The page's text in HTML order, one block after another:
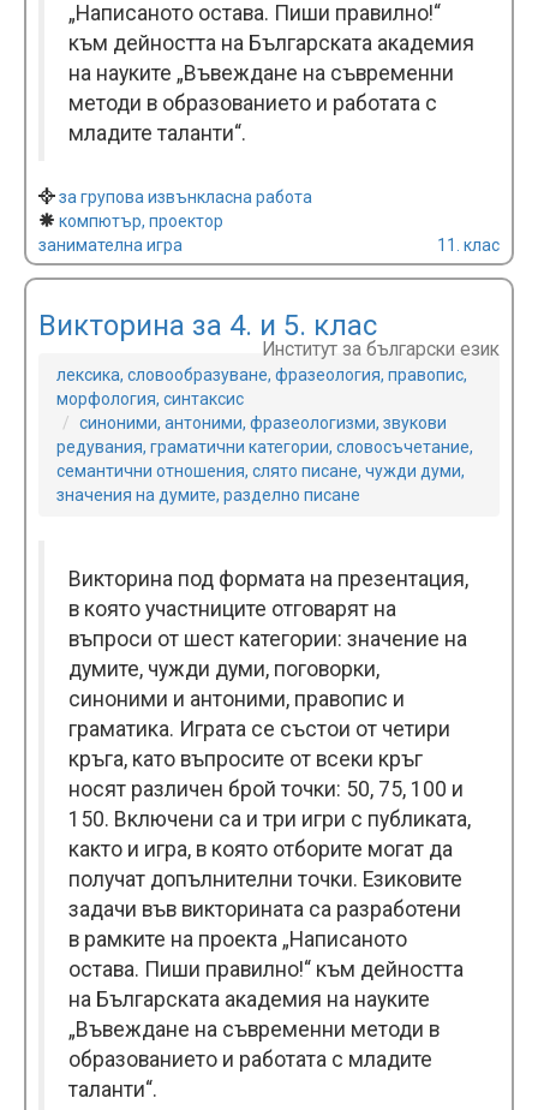
„Написаното остава. Пиши правилно!“
към дейността на Българската академия
на науките „Въвеждане на съвременни
методи в образованието и работата с
младите таланти“.
за групова извънкласна работа
компютър, проектор
занимателна игра
11. клас
Викторина за 4. и 5. клас
Институт за български език
лексика, словообразуване, фразеология, правопис,
морфология, синтаксис
синоними, антоними, фразеологизми, звукови
редувания, граматични категории, словосъчетание,
семантични отношения, слято писане, чужди думи,
значения на думите, разделно писане
Викторина под формата на презентация,
в която участниците отговарят на
въпроси от шест категории: значение на
думите, чужди думи, поговорки,
синоними и антоними, правопис и
граматика. Играта се състои от четири
кръга, като въпросите от всеки кръг
носят различен брой точки: 50, 75, 100 и
150. Включени са и три игри с публиката,
както и игра, в която отборите могат да
получат допълнителни точки. Езиковите
задачи във викторината са разработени
в рамките на проекта „Написаното
остава. Пиши правилно!“ към дейността
на Българската академия на науките
„Въвеждане на съвременни методи в
образованието и работата с младите
таланти“.